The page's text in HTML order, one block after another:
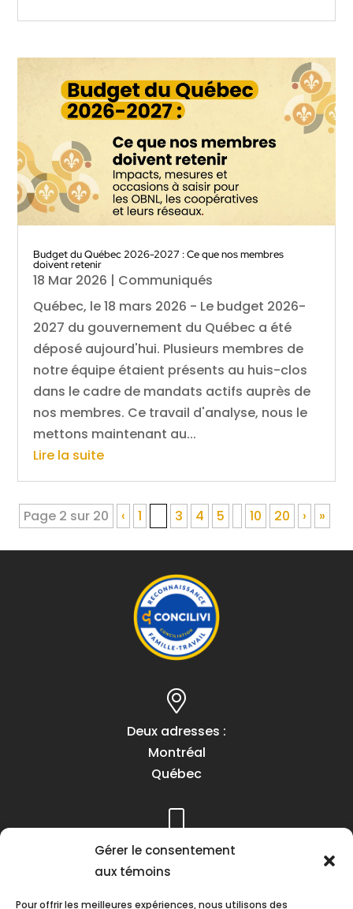
Gérer le consentement
aux témoins
Pour offrir les meilleures expériences, nous utilisons des
Budget du Québec 2026-2027 : Ce que nos membres
doivent retenir
18 Mar 2026 | Communiqués
Québec, le 18 mars 2026 - Le budget 2026-
2027 du gouvernement du Québec a été
déposé aujourd'hui. Plusieurs membres de
notre équipe étaient présents au huis-clos
dans le cadre de mandats actifs auprès de
nos membres. Ce travail d'analyse, nous le
mettons maintenant au...
Lire la suite
Page 2 sur 20 ‹ 1 3 4 5 10 20 › »
Deux adresses :
Montréal
Québec
Téléphone :
(418) 622-1001